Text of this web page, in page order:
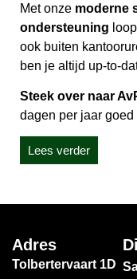
Met onze moderne
ondersteuning
ook buiten
ben je altijd up-to-
Steek over naar
dagen per jaar goed
Lees verder
Adres
Tolbertervaart 1D